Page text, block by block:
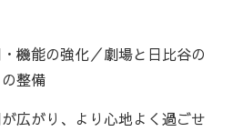
機能の強化／劇場と日比谷の
整備
広がり、より心地よく過ごせ